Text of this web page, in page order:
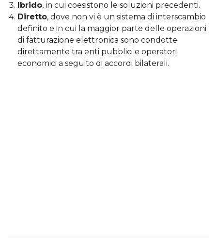
Ibrido, in cui coesistono le soluzioni precedenti.
Diretto, dove non vi è un sistema di interscambio
definito e in cui la maggior parte delle operazioni
di fatturazione elettronica sono condotte
direttamente tra enti pubblici e operatori
economici a seguito di accordi bilaterali.